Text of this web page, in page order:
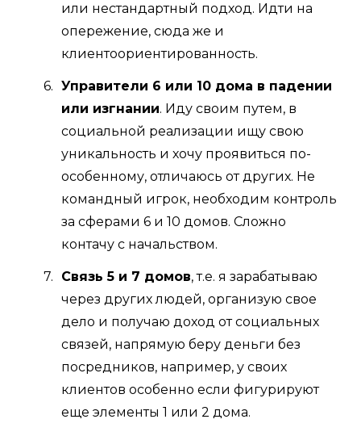
или нестандартный подход. Идти на
опережение, сюда же и
клиентоориентированность.
Управители 6 или 10 дома в падении
или изгнании. Иду своим путем, в
социальной реализации ищу свою
уникальность и хочу проявиться по-
особенному, отличаюсь от других. Не
командный игрок, необходим контроль
за сферами 6 и 10 домов. Сложно
контачу с начальством.
Связь 5 и 7 домов, т.е. я зарабатываю
через других людей, организую свое
дело и получаю доход от социальных
связей, напрямую беру деньги без
посредников, например, у своих
клиентов особенно если фигурируют
еще элементы 1 или 2 дома.